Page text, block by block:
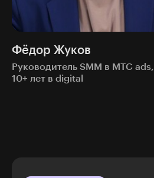
Фёдор Жуков
Руководитель SMM в МТС ads,
10+ лет в digital